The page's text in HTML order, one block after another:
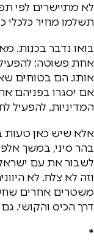
לא מתיישרים לפי
תשלמו מחיר כלכלי
בואו נדבר בכנות.
אחת פשוטה: להפעיל
אותו. הם בטוחים
אם יסגרו בפניהם
המדיניות. להפעיל
אלא שיש כאן
בהר סיני, במשך
לשבור את עם ישראל
וזה לא צלח. לא
משטרים אחרים
דרך הכיס והקושי.
*